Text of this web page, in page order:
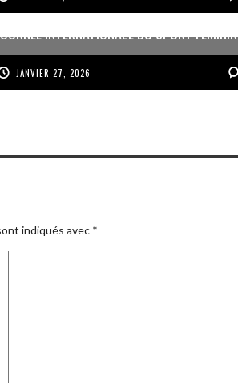
INTERNATIONALE DU SPORT FÉMININ
JANVIER 27, 2026
indiqués avec *